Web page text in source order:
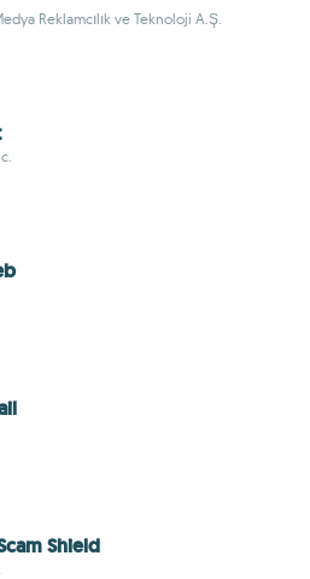
Reklamcılık ve Teknoloji A.Ş.
Shield